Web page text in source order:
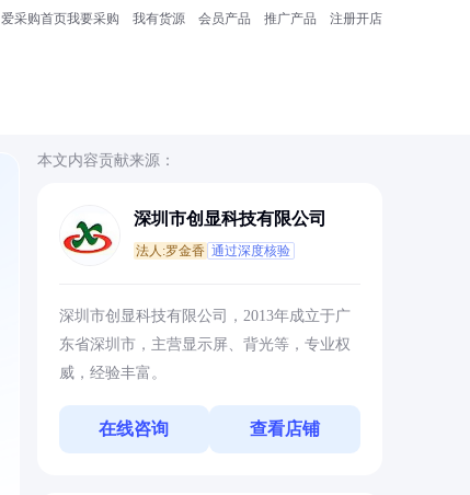
爱采购首页我要采购 我有货源 会员产品 推广产品 注册开店
本文内容贡献来源：
深圳市创显科技有限公司
法人:罗金香 通过深度核验
深圳市创显科技有限公司，2013年成立于广
东省深圳市，主营显示屏、背光等，专业权
威，经验丰富。
在线咨询 查看店铺